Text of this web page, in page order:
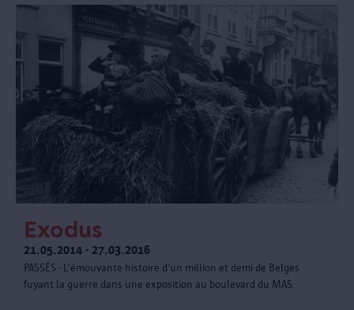
Exodus
21.05.2014 - 27.03.2016
PASSÉS - L’émouvante histoire d’un million et demi de Belges
fuyant la guerre dans une exposition au boulevard du MAS.